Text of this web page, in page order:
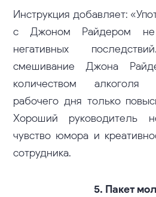
Инструкция добавляет:
с Джоном Райдером не
негативных
смешивание Джона
количеством алкоголя
рабочего дня только
Хороший руководитель
чувство юмора и
сотрудника.
5. Пакет